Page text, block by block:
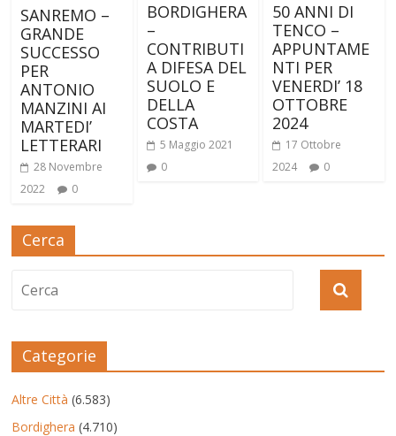
SANREMO –
GRANDE
SUCCESSO
PER
ANTONIO
MANZINI AI
MARTEDI’
LETTERARI
28 Novembre
2022
0
BORDIGHERA
–
CONTRIBUTI
A DIFESA DEL
SUOLO E
DELLA
COSTA
5 Maggio 2021
0
50 ANNI DI
TENCO –
APPUNTAME
NTI PER
VENERDI’ 18
OTTOBRE
2024
17 Ottobre
2024
0
Cerca
Categorie
Altre Città (6.583)
Bordighera (4.710)